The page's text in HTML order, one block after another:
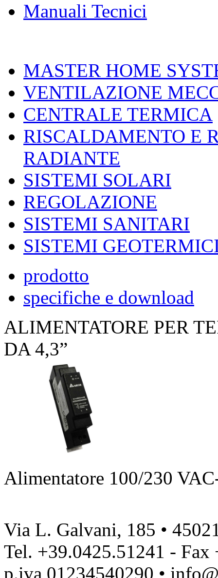
Manuali Tecnici
MASTER HOME
VENTILAZIONE
CENTRALE TERMICA
RISCALDAMENTO E
RADIANTE
SISTEMI SOLARI
REGOLAZIONE
SISTEMI SANITARI
SISTEMI
prodotto
specifiche e download
ALIMENTATORE PER
DA 4,3”
Alimentatore 100/230
Via L. Galvani, 185 •
Tel. +39.0425.51241 - Fax
p.iva 01234540290 •